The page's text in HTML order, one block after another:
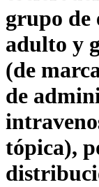
grupo de
adulto y
(de
de
tópica),